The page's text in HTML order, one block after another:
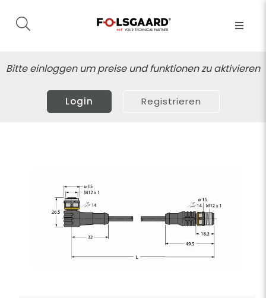
Bitte einloggen um preise und funktionen zu aktivieren
Login Registrieren